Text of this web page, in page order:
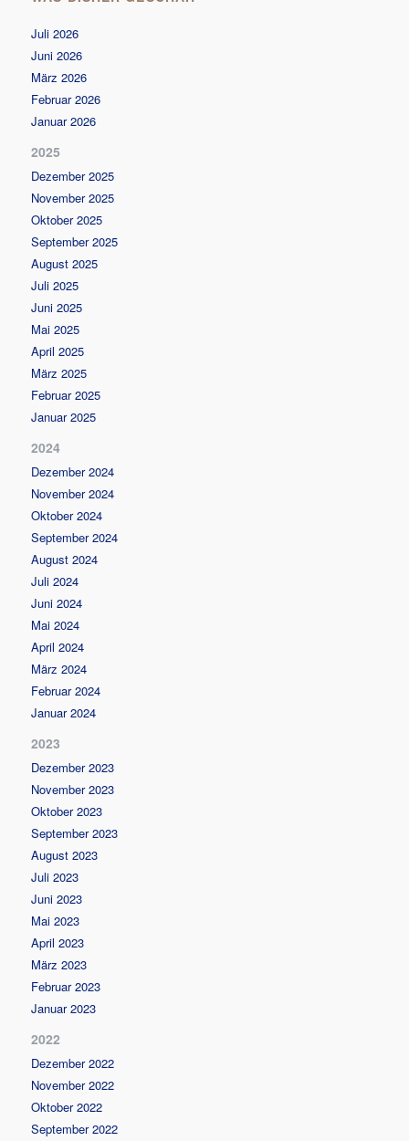
Juli 2026
Juni 2026
März 2026
Februar 2026
Januar 2026
2025
Dezember 2025
November 2025
Oktober 2025
September 2025
August 2025
Juli 2025
Juni 2025
Mai 2025
April 2025
März 2025
Februar 2025
Januar 2025
2024
Dezember 2024
November 2024
Oktober 2024
September 2024
August 2024
Juli 2024
Juni 2024
Mai 2024
April 2024
März 2024
Februar 2024
Januar 2024
2023
Dezember 2023
November 2023
Oktober 2023
September 2023
August 2023
Juli 2023
Juni 2023
Mai 2023
April 2023
März 2023
Februar 2023
Januar 2023
2022
Dezember 2022
November 2022
Oktober 2022
September 2022